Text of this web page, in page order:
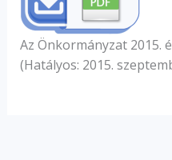
Az Önkormányzat 2015.
(Hatályos: 2015.